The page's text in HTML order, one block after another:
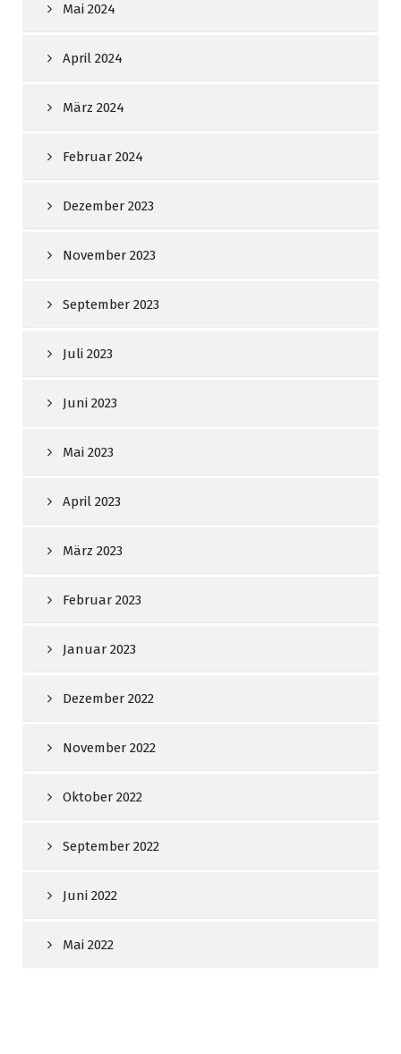
Mai 2024
April 2024
März 2024
Februar 2024
Dezember 2023
November 2023
September 2023
Juli 2023
Juni 2023
Mai 2023
April 2023
März 2023
Februar 2023
Januar 2023
Dezember 2022
November 2022
Oktober 2022
September 2022
Juni 2022
Mai 2022